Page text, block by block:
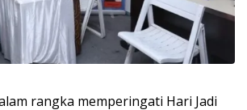
rangka memperingati Hari Jadi